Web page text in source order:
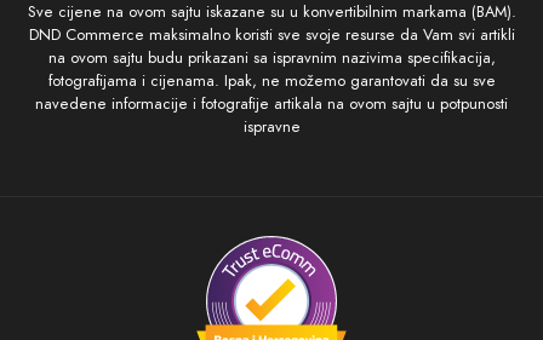
Sve cijene na ovom sajtu iskazane su u konvertibilnim markama (BAM).
DND Commerce maksimalno koristi sve svoje resurse da Vam svi artikli
na ovom sajtu budu prikazani sa ispravnim nazivima specifikacija,
fotografijama i cijenama. Ipak, ne možemo garantovati da su sve
navedene informacije i fotografije artikala na ovom sajtu u potpunosti
ispravne